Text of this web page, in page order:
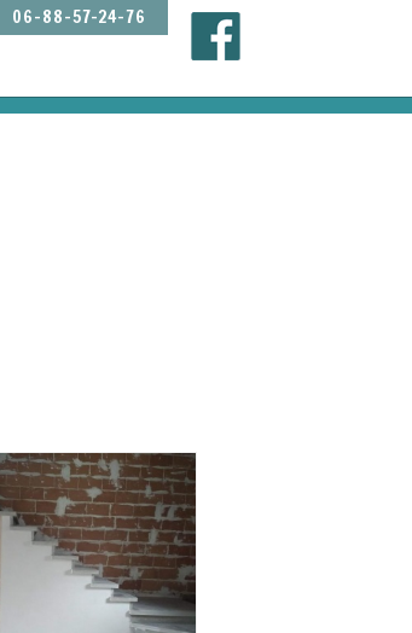
06-88-57-24-76